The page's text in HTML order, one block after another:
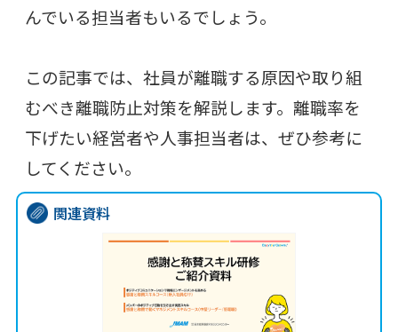
んでいる担当者もいるでしょう。
この記事では、社員が離職する原因や取り組
むべき離職防止対策を解説します。離職率を
下げたい経営者や人事担当者は、ぜひ参考に
してください。
関連資料